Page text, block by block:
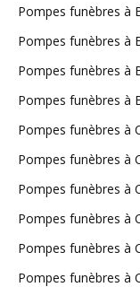
Pompes funèbres à
Pompes funèbres à
Pompes funèbres à
Pompes funèbres à
Pompes funèbres à
Pompes funèbres à
Pompes funèbres à
Pompes funèbres à
Pompes funèbres à
Pompes funèbres à